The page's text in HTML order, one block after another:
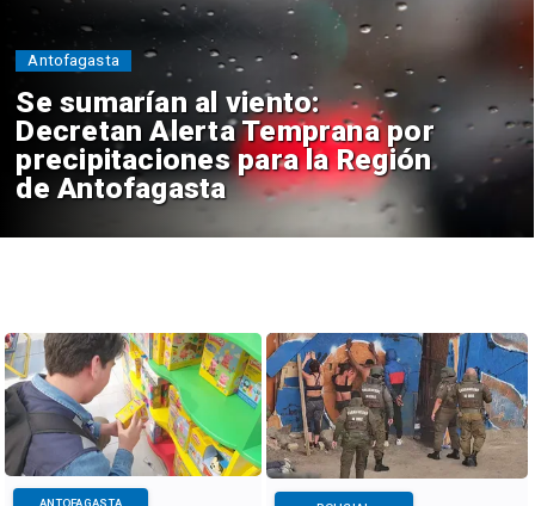
Se sumarían al viento:
Decretan Alerta Temprana por
precipitaciones para la Región
de Antofagasta
Antofagasta
ANTOFAGASTA